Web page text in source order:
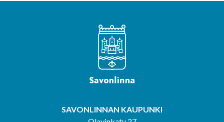
SAVONLINNAN KAUPUNKI